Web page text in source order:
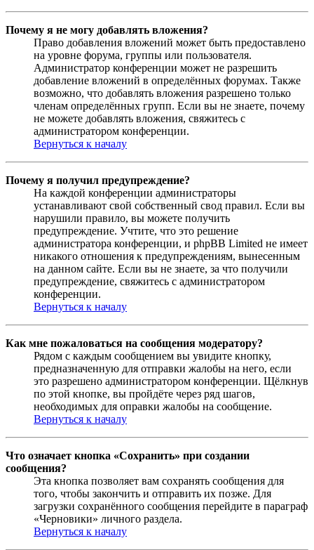
Почему я не могу добавлять вложения?
Право добавления вложений может быть предоставлено
на уровне форума, группы или пользователя.
Администратор конференции может не разрешить
добавление вложений в определённых форумах. Также
возможно, что добавлять вложения разрешено только
членам определённых групп. Если вы не знаете, почему
не можете добавлять вложения, свяжитесь с
администратором конференции.
Вернуться к началу
Почему я получил предупреждение?
На каждой конференции администраторы
устанавливают свой собственный свод правил. Если вы
нарушили правило, вы можете получить
предупреждение. Учтите, что это решение
администратора конференции, и phpBB Limited не имеет
никакого отношения к предупреждениям, вынесенным
на данном сайте. Если вы не знаете, за что получили
предупреждение, свяжитесь с администратором
конференции.
Вернуться к началу
Как мне пожаловаться на сообщения модератору?
Рядом с каждым сообщением вы увидите кнопку,
предназначенную для отправки жалобы на него, если
это разрешено администратором конференции. Щёлкнув
по этой кнопке, вы пройдёте через ряд шагов,
необходимых для оправки жалобы на сообщение.
Вернуться к началу
Что означает кнопка «Сохранить» при создании
сообщения?
Эта кнопка позволяет вам сохранять сообщения для
того, чтобы закончить и отправить их позже. Для
загрузки сохранённого сообщения перейдите в параграф
«Черновики» личного раздела.
Вернуться к началу